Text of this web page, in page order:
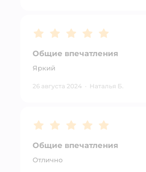
Рейтинг:5
Общие впечатления
Яркий
26 августа 2024 · Наталья Б.
Рейтинг:5
Общие впечатления
Отлично